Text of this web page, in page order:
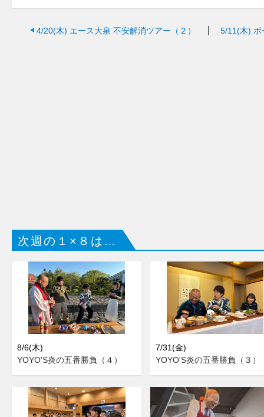
4/20(木) エース大泉 不安解消ツアー（２） 5/11(木) ボ
次週の１×８は…
8/6(木)
YOYO'S炎の五番勝負（４）
7/31(金)
YOYO'S炎の五番勝負（３）